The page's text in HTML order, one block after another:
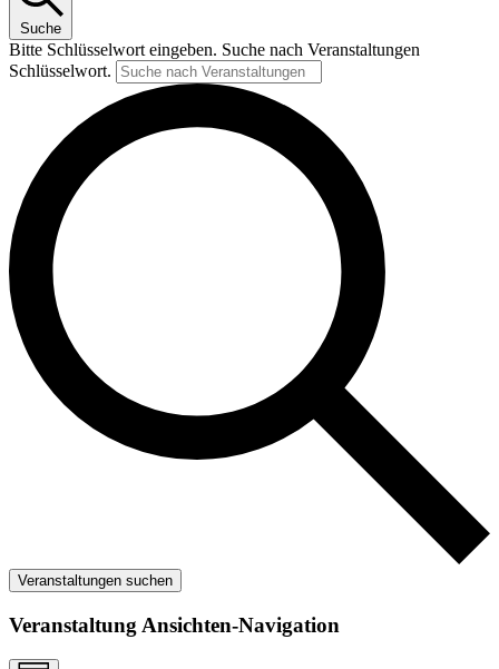
Suche
Bitte Schlüsselwort eingeben. Suche nach Veranstaltungen
Schlüsselwort.
Veranstaltungen suchen
Veranstaltung Ansichten-Navigation